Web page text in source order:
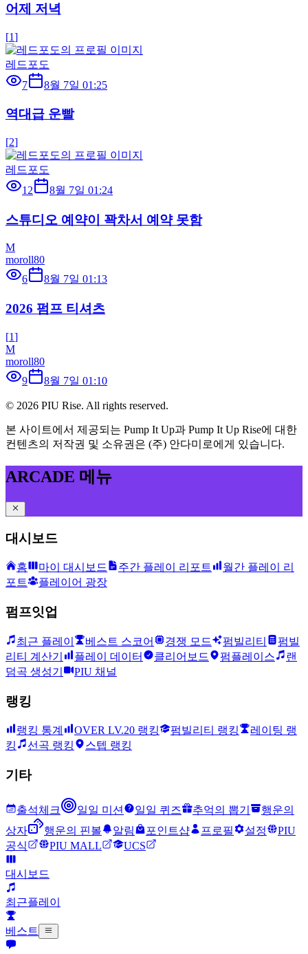
어제 저녁
[1]
레드포도
7
8월 7일 01:25
역대급 운빨
[2]
레드포도
12
8월 7일 01:24
스튜디오 예약이 꽉차서 예약 못함
M
moroll80
6
8월 7일 01:13
2026 펌프 티셔츠
[1]
M
moroll80
9
8월 7일 01:10
© 2026 PIU Rise. All rights reserved.
본 사이트에서 제공되는 Pump It Up과 Pump It Up Rise에 대한
컨텐츠의 저작권 및 소유권은 (주) 안다미로에게 있습니다.
ARCADE 메뉴
대시보드
홈 마이 대시보드 주간 플레이 리포트
월간 플레이 리
포트
플레이어 광장
펌프잇업
최근 플레이 베스트 스코어 경쟁 모드 펌빌리티
펌빌
리티 계산기
플레이 데이터 클리어보드 펌플레이스
랜
덤곡 생성기
PIU 채널
랭킹
랭킹 통계 OVER LV.20 랭킹 펌빌리티 랭킹
레이팅 랭
킹
선곡 랭킹 스텝 랭킹
기타
출석체크 일일 미션 일일 퀴즈 추억의 뽑기
행운의
상자
행운의 핀볼 알림 포인트샵 프로필 설정
PIU
공식
PIU MALL UCS
대시보드
최근플레이
베스트